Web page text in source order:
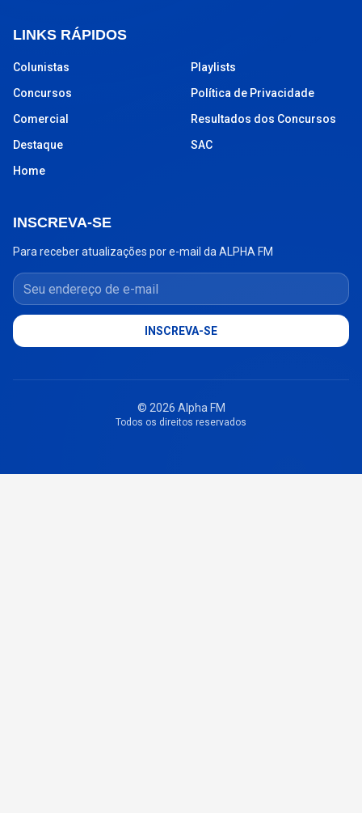
LINKS RÁPIDOS
Colunistas
Concursos
Comercial
Destaque
Home
Playlists
Política de Privacidade
Resultados dos Concursos
SAC
INSCREVA-SE
Para receber atualizações por e-mail da ALPHA FM
Seu endereço de e-mail
INSCREVA-SE
© 2026 Alpha FM
Todos os direitos reservados